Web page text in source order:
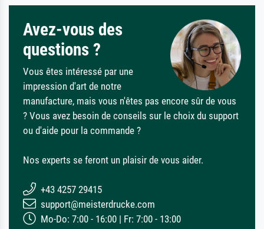
Avez-vous des
questions ?
Vous êtes intéressé par une
impression d'art de notre
manufacture, mais vous n'êtes pas encore sûr de vous
? Vous avez besoin de conseils sur le choix du support
ou d'aide pour la commande ?
Nos experts se feront un plaisir de vous aider.
+43 4257 29415
support@meisterdrucke.com
Mo-Do: 7:00 - 16:00 | Fr: 7:00 - 13:00